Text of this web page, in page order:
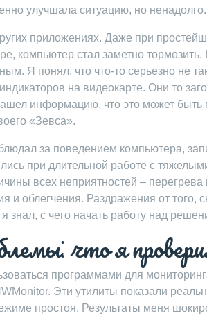
улучшала ситуацию, но ненадолго.
приложениях. Даже при
компьютер стал заметно
Я понял, что что-то серьезно не
на видеокарте. Они то
информацию, что это может
«Зевса».
за поведением компьютера,
при длительной работе с
всех неприятностей –
и облегчения. Раздражения от того,
знал, с чего начать работу над
что я
программами для
Эти утилиты показали
простоя. Результаты меня